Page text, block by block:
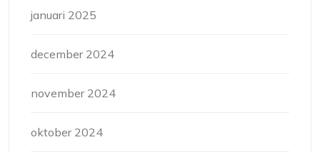
januari 2025
december 2024
november 2024
oktober 2024